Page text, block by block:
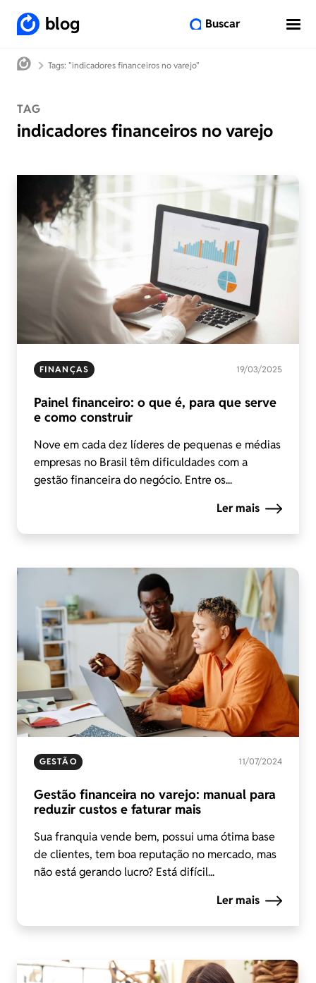
blog Buscar
Tags: "indicadores financeiros no varejo"
TAG
indicadores financeiros no varejo
FINANÇAS 19/03/2025
Painel financeiro: o que é, para que serve
e como construir
Nove em cada dez líderes de pequenas e médias
empresas no Brasil têm dificuldades com a
gestão financeira do negócio. Entre os...
Ler mais
GESTÃO 11/07/2024
Gestão financeira no varejo: manual para
reduzir custos e faturar mais
Sua franquia vende bem, possui uma ótima base
de clientes, tem boa reputação no mercado, mas
não está gerando lucro? Está difícil...
Ler mais